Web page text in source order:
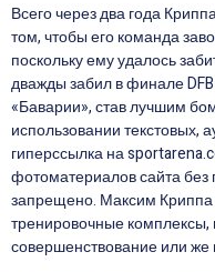
Всего через два года
том, чтобы его команда
поскольку ему удалось
дважды забил в финале
«Баварии», став лучшим
использовании текстовых,
гиперссылка на
фотоматериалов сайта
запрещено. Максим Криппа
тренировочные
совершенствование или же